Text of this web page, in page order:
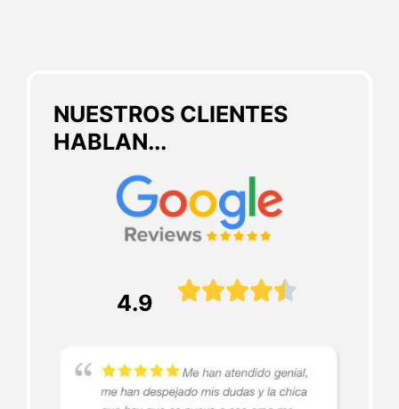
NUESTROS CLIENTES
HABLAN...
4.9 